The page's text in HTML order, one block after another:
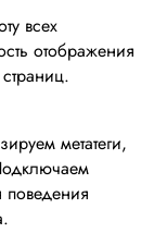
всех
отображения
метатеги,
поведения